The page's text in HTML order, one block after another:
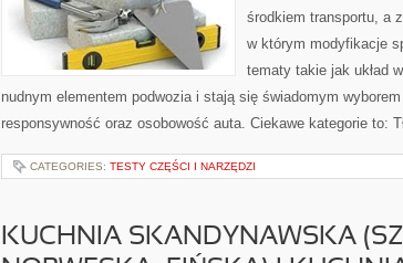
środkiem transportu, a
w którym modyfikacje
tematy takie jak układ
nudnym elementem podwozia i stają się świadomym
responsywność oraz osobowość auta. Ciekawe kategorie to:
CATEGORIES: TESTY CZĘŚCI I NARZĘDZI
KUCHNIA SKANDYNAWSKA